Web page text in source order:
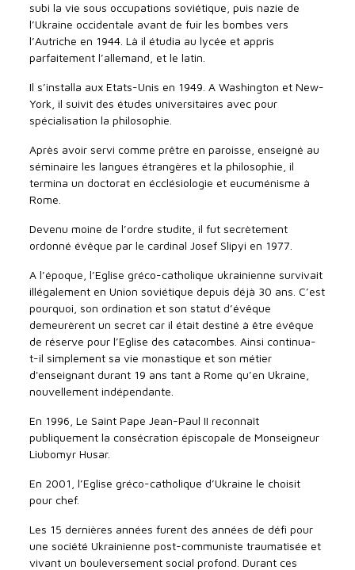
subi la vie sous occupations soviétique, puis nazie de
l’Ukraine occidentale avant de fuir les bombes vers
l’Autriche en 1944. Là il étudia au lycée et appris
parfaitement l’allemand, et le latin.
Il s’installa aux Etats-Unis en 1949. A Washington et New-
York, il suivit des études universitaires avec pour
spécialisation la philosophie.
Après avoir servi comme prêtre en paroisse, enseigné au
séminaire les langues étrangères et la philosophie, il
termina un doctorat en écclésiologie et eucuménisme à
Rome.
Devenu moine de l’ordre studite, il fut secrètement
ordonné évêque par le cardinal Josef Slipyi en 1977.
A l’époque, l’Eglise gréco-catholique ukrainienne survivait
illégalement en Union soviétique depuis déjà 30 ans. C’est
pourquoi, son ordination et son statut d’évêque
demeurèrent un secret car il était destiné à être évêque
de réserve pour l’Eglise des catacombes. Ainsi continua-
t-il simplement sa vie monastique et son métier
d'enseignant durant 19 ans tant à Rome qu’en Ukraine,
nouvellement indépendante.
En 1996, Le Saint Pape Jean-Paul II reconnaît
publiquement la consécration épiscopale de Monseigneur
Liubomyr Husar.
En 2001, l’Eglise gréco-catholique d’Ukraine le choisit
pour chef.
Les 15 dernières années furent des années de défi pour
une société Ukrainienne post-communiste traumatisée et
vivant un bouleversement social profond. Durant ces